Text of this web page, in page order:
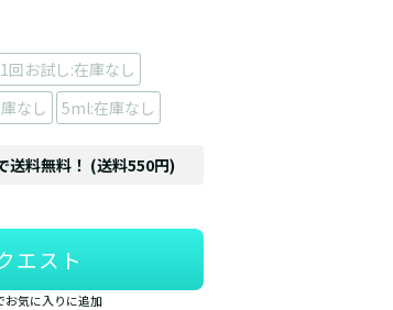
回お試し:在庫なし
なし 5ml:在庫なし
料無料！ (送料550円)
エスト
気に入りに追加